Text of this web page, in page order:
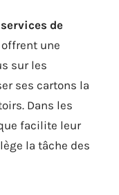
services de
une
sur les
ses cartons la
Dans les
facilite leur
la tâche des